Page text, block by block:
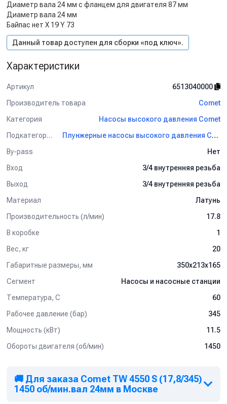
Диаметр вала 24 мм с фланцем для двигателя 87 мм
Диаметр вала 24 мм
Байпас нет X 19 Y 73
Данный товар доступен для сборки «под ключ».
Характеристики
Артикул
6513040000
Производитель товара
Comet
Категория
Насосы высокого давления Comet
Подкатегория
Плунжерные насосы высокого давления Comet
By-pass
Нет
Вход
3/4 внутренняя резьба
Выход
3/4 внутренняя резьба
Материал
Латунь
Производительность (л/мин)
17.8
В коробке
1
Вес, кг
20
Габаритные размеры, мм
350x213x165
Сегмент
Насосы и насосные станции
Температура, C
60
Рабочее давление (бар)
345
Мощность (кВт)
11.5
Обороты двигателя (об/мин)
1450
🚚 Для заказа Comet TW 4550 S (17,8/345)
1450 об/мин.вал 24мм в Москве